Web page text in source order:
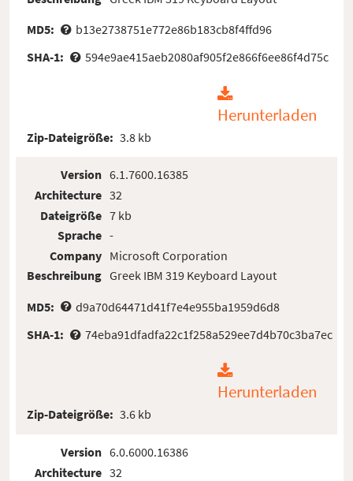
MD5:
b13e2738751e772e86b183cb8f4ffd96
SHA-1:
594e9ae415aeb2080af905f2e866f6ee86f4d75c
Herunterladen
Zip-Dateigröße: 3.8 kb
Version
Architecture
Dateigröße
Sprache
Company
Beschreibung
6.1.7600.16385
32
7 kb
-
Microsoft Corporation
Greek IBM 319 Keyboard Layout
MD5:
d9a70d64471d41f7e4e955ba1959d6d8
SHA-1:
74eba91dfadfa22c1f258a529ee7d4b70c3ba7ec
Herunterladen
Zip-Dateigröße: 3.6 kb
Version
Architecture
6.0.6000.16386
32